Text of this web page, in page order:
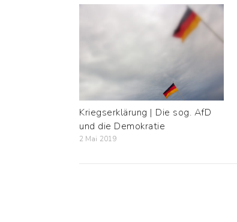
Kriegserklärung | Die sog. AfD
und die Demokratie
2 Mai 2019